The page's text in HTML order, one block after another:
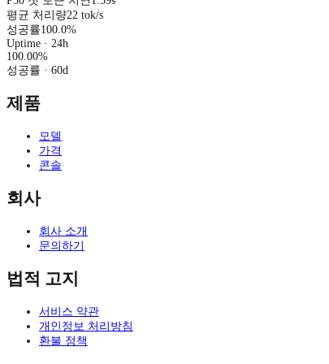
평균 처리량22 tok/s
성공률100.0%
Uptime · 24h
100.00%
성공률 · 60d
제품
모델
가격
콘솔
회사
회사 소개
문의하기
법적 고지
서비스 약관
개인정보 처리방침
환불 정책